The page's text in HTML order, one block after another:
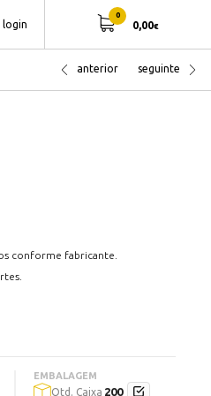
login
0
0,00€
anterior seguinte
conforme fabricante.
onde, em casode incêndio, a
EMBALAGEM
Qtd. Caixa 200